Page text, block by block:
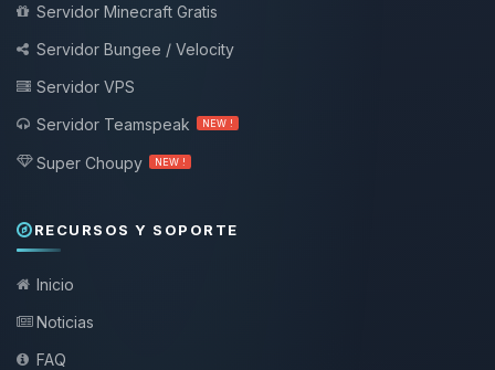
Servidor Minecraft Gratis
Servidor Bungee / Velocity
Servidor VPS
Servidor Teamspeak
NEW !
Super Choupy NEW !
RECURSOS Y SOPORTE
Inicio
Noticias
FAQ